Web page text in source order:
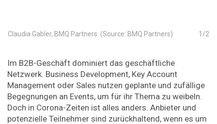
1 /2
Claudia Gabler, BMQ Partners. (Source: BMQ Partners)
Im B2B-Geschäft dominiert das geschäftliche
Netzwerk. Business Development, Key Account
Management oder Sales nutzen geplante und zufällige
Begegnungen an Events, um für ihr Thema zu weibeln.
Doch in Corona-Zeiten ist alles anders. Anbieter und
potenzielle Teilnehmer sind zurückhaltend, wenn es um